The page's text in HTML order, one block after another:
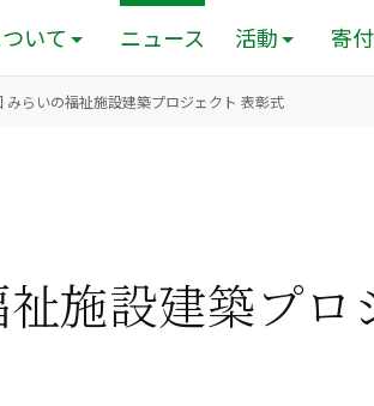
いて ニュース 活動 寄付
みらいの福祉施設建築プロジェクト 表彰式
施設建築プロ